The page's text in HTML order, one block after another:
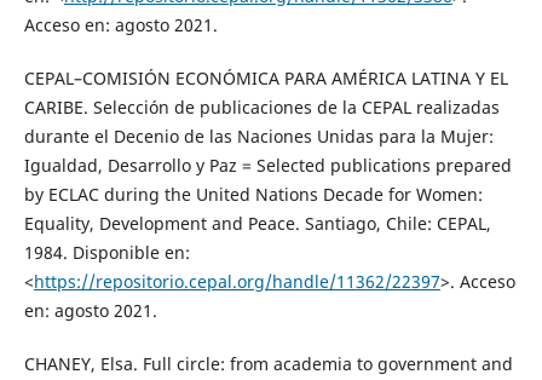
Acceso en: agosto 2021.
CEPAL–COMISIÓN ECONÓMICA PARA AMÉRICA LATINA Y EL
CARIBE. Selección de publicaciones de la CEPAL realizadas
durante el Decenio de las Naciones Unidas para la Mujer:
Igualdad, Desarrollo y Paz = Selected publications prepared
by ECLAC during the United Nations Decade for Women:
Equality, Development and Peace. Santiago, Chile: CEPAL,
1984. Disponible en:
<https://repositorio.cepal.org/handle/11362/22397>. Acceso
en: agosto 2021.
CHANEY, Elsa. Full circle: from academia to government and